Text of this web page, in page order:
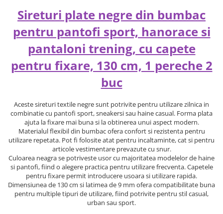
Sireturi plate negre din bumbac
pentru pantofi sport, hanorace si
pantaloni trening, cu capete
pentru fixare, 130 cm, 1 pereche 2
buc
Aceste sireturi textile negre sunt potrivite pentru utilizare zilnica in
combinatie cu pantofi sport, sneakersi sau haine casual. Forma plata
ajuta la fixare mai buna si la obtinerea unui aspect modern.
Materialul flexibil din bumbac ofera confort si rezistenta pentru
utilizare repetata. Pot fi folosite atat pentru incaltaminte, cat si pentru
articole vestimentare prevazute cu snur.
Culoarea neagra se potriveste usor cu majoritatea modelelor de haine
si pantofi, fiind o alegere practica pentru utilizare frecventa. Capetele
pentru fixare permit introducere usoara si utilizare rapida.
Dimensiunea de 130 cm si latimea de 9 mm ofera compatibilitate buna
pentru multiple tipuri de utilizare, fiind potrivite pentru stil casual,
urban sau sport.